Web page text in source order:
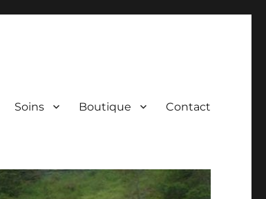
Soins Boutique Contact